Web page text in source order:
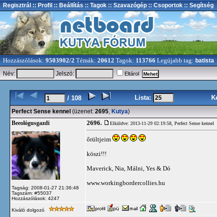
Regisztrál :: Profil :: Beállítás :: Tagok :: Szavazógép :: Csoportok :: Segítség
Hozzászólások: 9503902/2 Témák: 20612 Tagok: 113766 Legújabb tag: batista
Név:
Jelszó: Eltárol
/ 108 Lista:
Perfect Sense kennel (üzenet: 2695, Kutya)
Beeológusgazdi
Tagság: 2008-01-27 21:36:48
Tagszám: #55037
Hozzászólások: 4247
2696. Elküldve: 2013-11-29 02:19:58, Perfect Sense kennel
őrültjeim
köszi!!!
Maverick, Nia, Málni, Yes & Dó
www.workingbordercollies.hu
Kiváló dolgozó